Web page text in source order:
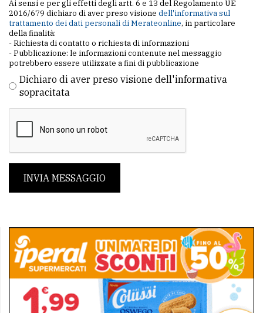
Ai sensi e per gli effetti degli artt. 6 e 13 del Regolamento UE
2016/679 dichiaro di aver preso visione dell'informativa sul
trattamento dei dati personali di Merateonline, in particolare
della finalità:
- Richiesta di contatto o richiesta di informazioni
- Pubblicazione: le informazioni contenute nel messaggio
potrebbero essere utilizzate a fini di pubblicazione
Dichiaro di aver preso visione dell'informativa
sopracitata
INVIA MESSAGGIO